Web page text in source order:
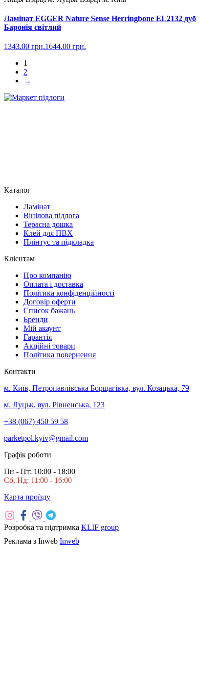
Ламінат EGGER Nature Sense Herringbone EL2132 дуб
Баронія світлий
1343.00 грн.1644.00 грн.
1
2
→
Каталог
Ламінат
Вінілова підлога
Терасна дошка
Клей для ПВХ
Плінтус та підкладка
Клієнтам
Про компанію
Оплата і доставка
Політика конфіденційності
Договір оферти
Список бажань
Бренди
Мій акаунт
Гарантія
Акційні товари
Політика повернення
Контакти
м. Київ, Петропавлівська Борщагівка, вул. Козацька, 79
м. Луцьк, вул. Рівненська, 123
+38 (067) 450 59 58
parketpol.kyiv@gmail.com
Графік роботи
Пн - Пт: 10:00 - 18:00
Сб, Нд: 11:00 - 16:00
Карта проїзду
Розробка та підтримка KLIF group
Реклама з Inweb Inweb